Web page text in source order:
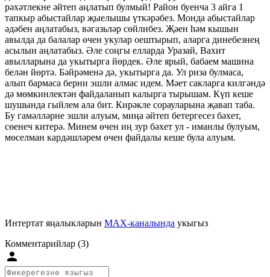
рәхәтлекне әйтеп аңлатып булмый! Район буенча 3 айга 1
тапкыр абыстайлар җыелышы үткәрәбез. Монда абыстайлар
әдәбен аңлатабыз, вәгазьләр сөйлибез. Җәен һәм кышын
авылда да балалар өчен укулар оештырып, аларга динебезнең
асылын аңлатабыз. Әле соңгы елларда Уразай, Вахит
авылларына да укытырга йөрдек. Әле ярый, бабаем машина
белән йөртә. Бәйрәменә дә, укытырга да. Ул риза булмаса,
алып бармаса берни эшли алмас идем. Мәет сакларга килгәндә
дә мөмкинлектән файдаланып калырга тырышам. Күп кеше
шушында гыйлем ала бит. Кирәкле сорауларына җавап таба.
Бу гамәлләрне эшли алуым, миңа әйтеп бетергесез бәхет,
сөенеч китерә. Минем өчен иң зур бәхет ул - иманлы булуым,
мөселман кардәшләрем өчен файдалы кеше була алуым.
Интертат яңалыкларын MAX-каналында укыгыз
Комментарийлар (3)